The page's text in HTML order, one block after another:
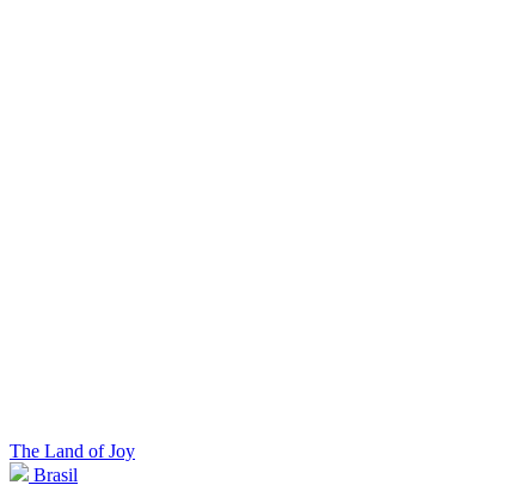
The Land of Joy
Brasil